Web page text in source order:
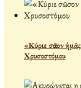
«Κύριε σῶσον
Χρυσοστόμου